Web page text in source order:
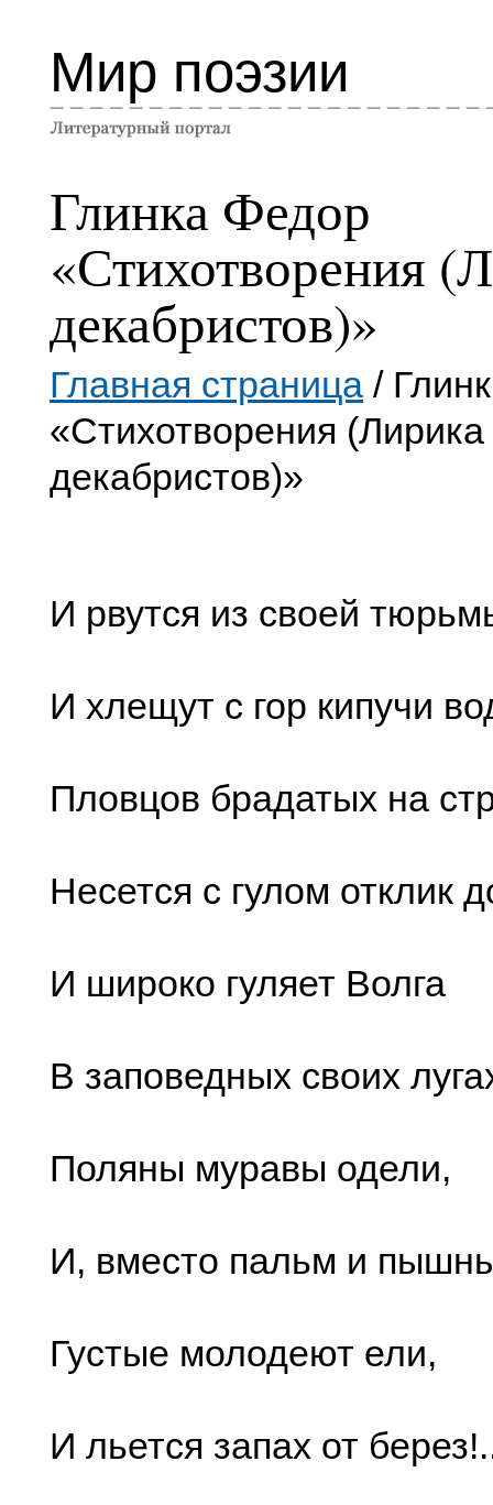
Мир поэзии
Глинка Федор
«Стихотворения
декабристов)»
Главная страница /
«Стихотворения (Лирика
декабристов)»
И рвутся из своей
И хлещут с гор кипучи
Пловцов брадатых на
Несется с гулом отклик
И широко гуляет Волга
В заповедных своих
Поляны муравы одели,
И, вместо пальм и
Густые молодеют ели,
И льется запах от